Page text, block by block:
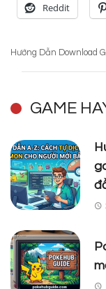
Reddit
Hướng Dẫn Download
GAME